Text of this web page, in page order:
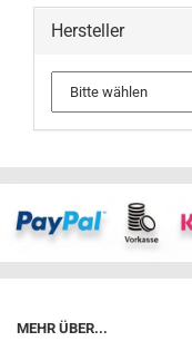
Hersteller
MEHR ÜBER...